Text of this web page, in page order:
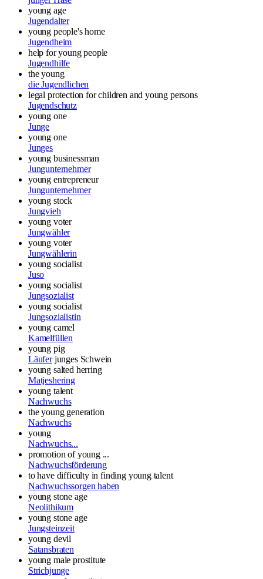
young age
Jugendalter
young people's home
Jugendheim
help for young people
Jugendhilfe
the young
die Jugendlichen
legal protection for children and young persons
Jugendschutz
young one
Junge
young one
Junges
young businessman
Jungunternehmer
young entrepreneur
Jungunternehmer
young stock
Jungvieh
young voter
Jungwähler
young voter
Jungwählerin
young socialist
Juso
young socialist
Jungsozialist
young socialist
Jungsozialistin
young camel
Kamelfüllen
young pig
Läufer junges Schwein
young salted herring
Matjeshering
young talent
Nachwuchs
the young generation
Nachwuchs
young
Nachwuchs...
promotion of young ...
Nachwuchsförderung
to have difficulty in finding young talent
Nachwuchssorgen haben
young stone age
Neolithikum
young stone age
Jungsteinzeit
young devil
Satansbraten
young male prostitute
Strichjunge